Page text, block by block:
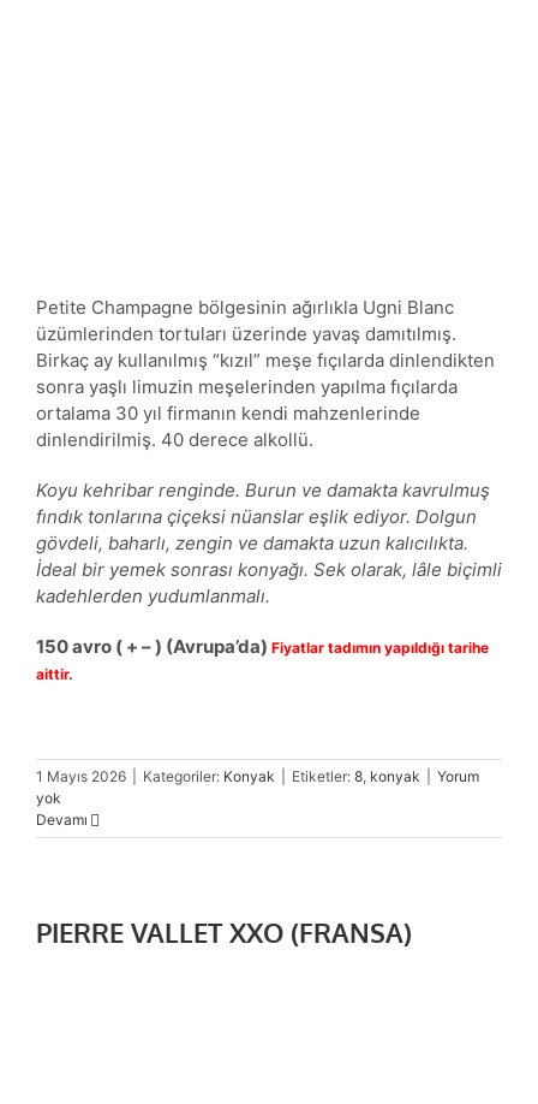
Petite Champagne bölgesinin ağırlıkla Ugni Blanc
üzümlerinden tortuları üzerinde yavaş damıtılmış.
Birkaç ay kullanılmış “kızıl” meşe fıçılarda dinlendikten
sonra yaşlı limuzin meşelerinden yapılma fıçılarda
ortalama 30 yıl firmanın kendi mahzenlerinde
dinlendirilmiş. 40 derece alkollü.
Koyu kehribar renginde. Burun ve damakta kavrulmuş
fındık tonlarına çiçeksi nüanslar eşlik ediyor. Dolgun
gövdeli, baharlı, zengin ve damakta uzun kalıcılıkta.
İdeal bir yemek sonrası konyağı. Sek olarak, lâle biçimli
kadehlerden yudumlanmalı.
150avro( + – ) (Avrupa’da) Fiyatlar tadımın yapıldığı tarihe
aittir.
1 Mayıs 2026 Kategoriler: Konyak Etiketler: 8, konyak
Yorum
yok
Devamı
PIERRE VALLET XXO (FRANSA)